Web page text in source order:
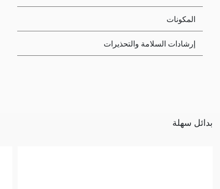
المكونات
إرشادات السلامة والتحذيرات
بدائل سهلة